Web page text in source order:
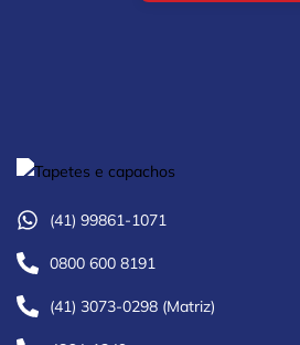
(41) 99861-1071
0800 600 8191
(41) 3073-0298 (Matriz)